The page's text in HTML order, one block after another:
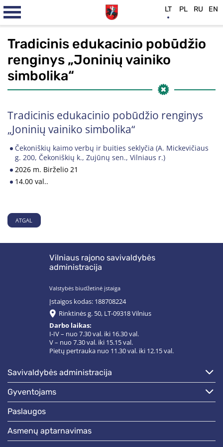
Tradicinis edukacinio pobūdžio
renginys „Joninių vainiko
simbolika“
Tradicinis edukacinio pobūdžio renginys
„Joninių vainiko simbolika“
Čekoniškių kaimo verbų ir buities seklyčia (A. Mickevičiaus
g. 200, Čekoniškių k., Zujūnų sen., Vilniaus r.)
2026 m. Birželio 21
14.00 val..
ATGAL
Vilniaus rajono savivaldybės
administracija
Valstybės biudžetinė įstaiga
Įstaigos kodas: 188708224
Rinktinės g. 50, LT-09318 Vilnius
Darbo laikas:
I-IV – nuo 7.30 val. iki 16.30 val.
V – nuo 7.30 val. iki 15.15 val.
Pietų pertrauka nuo 11.30 val. iki 12.15 val.
savivaldybės administracija
gyventojams
paslaugos
asmenų aptarnavimas
LT PL RU EN